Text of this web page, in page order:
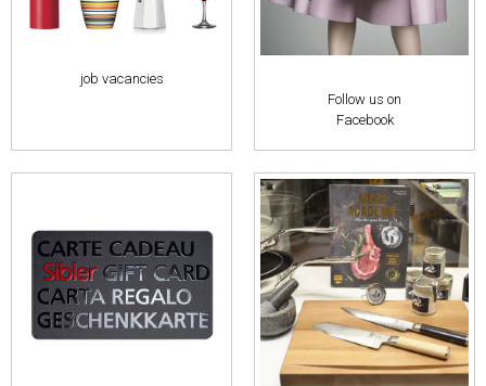
job vacancies
Follow us on
Facebook